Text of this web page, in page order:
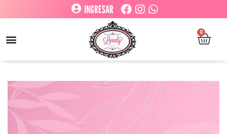
INGRESAR
0